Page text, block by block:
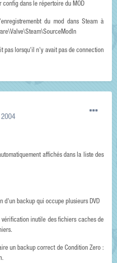
dans le répertoire du MOD
du mod dans Steam à
pas lorsqu'il n'y avait pas de connection
affichés dans la liste des
d'un backup qui occupe plusieurs DVD
inutile des fichiers caches de
un backup correct de Condition Zero :